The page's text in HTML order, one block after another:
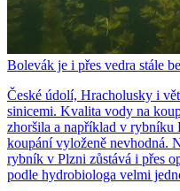
Bolevák je i přes vedra stále
České údolí, Hracholusky i
sinicemi. Kvalita vody na
zhoršila a například v
koupání vyloženě nevhodná.
rybník v Plzni zůstává i přes
podle hydrobiologa velmi